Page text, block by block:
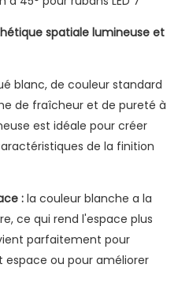
spatiale lumineuse et
blanc, de couleur standard
de fraîcheur et de pureté à
est idéale pour créer
de la finition
: la couleur blanche a la
ce qui rend l'espace plus
parfaitement pour
ou pour améliorer